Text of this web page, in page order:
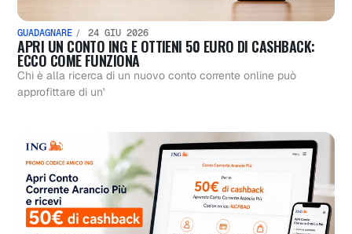
GUADAGNARE 24 GIU 2026
APRI UN CONTO ING E OTTIENI 50 EURO DI CASHBACK:
ECCO COME FUNZIONA
Chi è alla ricerca di un nuovo conto corrente online può
approfittare di un'